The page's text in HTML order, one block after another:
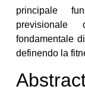
principale
previsionale
fondamentale
definendo la